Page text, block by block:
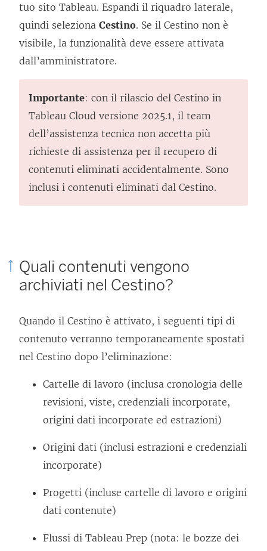
tuo sito Tableau. Espandi il riquadro laterale,
quindi seleziona Cestino. Se il Cestino non è
visibile, la funzionalità deve essere attivata
dall’amministratore.
Importante: con il rilascio del Cestino in
Tableau Cloud versione 2025.1, il team
dell’assistenza tecnica non accetta più
richieste di assistenza per il recupero di
contenuti eliminati accidentalmente. Sono
inclusi i contenuti eliminati dal Cestino.
Quali contenuti vengono
archiviati nel Cestino?
Quando il Cestino è attivato, i seguenti tipi di
contenuto verranno temporaneamente spostati
nel Cestino dopo l’eliminazione:
Cartelle di lavoro (inclusa cronologia delle
revisioni, viste, credenziali incorporate,
origini dati incorporate ed estrazioni)
Origini dati (inclusi estrazioni e credenziali
incorporate)
Progetti (incluse cartelle di lavoro e origini
dati contenute)
Flussi di Tableau Prep (nota: le bozze dei